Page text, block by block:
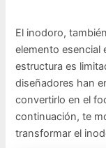
El inodoro,
elemento esencial
estructura es
diseñadores han
convertirlo en el
continuación, te
transformar el